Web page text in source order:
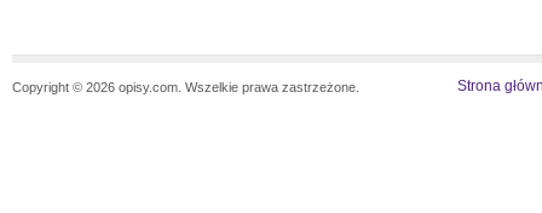
Copyright © 2026 opisy.com. Wszelkie prawa zastrzeżone. Strona